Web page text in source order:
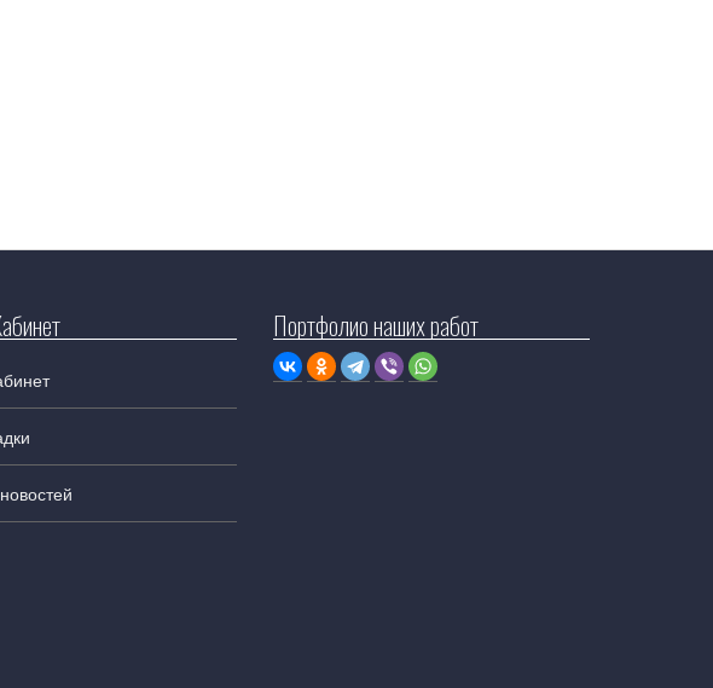
Портфолио наших работ